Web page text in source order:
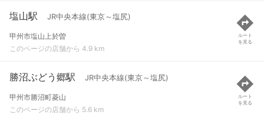
塩山駅 JR中央本線(東京～塩尻)
甲州市塩山上於曽
このページの店舗から 4.9 km
ルート
を見る
勝沼ぶどう郷駅 JR中央本線(東京～塩尻)
甲州市勝沼町菱山
このページの店舗から 5.6 km
ルート
を見る